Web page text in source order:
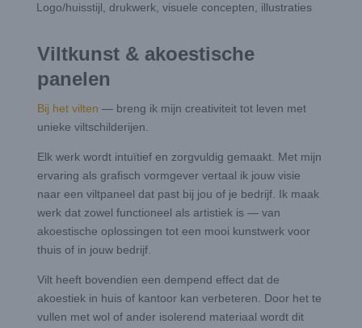
Logo/huisstijl, drukwerk, visuele concepten, illustraties
Viltkunst & akoestische
panelen
Bij het vilten — breng ik mijn creativiteit tot leven met
unieke viltschilderijen.
Elk werk wordt intuïtief en zorgvuldig gemaakt. Met mijn
ervaring als grafisch vormgever vertaal ik jouw visie
naar een viltpaneel dat past bij jou of je bedrijf. Ik maak
werk dat zowel functioneel als artistiek is — van
akoestische oplossingen tot een mooi kunstwerk voor
thuis of in jouw bedrijf.
Vilt heeft bovendien een dempend effect dat de
akoestiek in huis of kantoor kan verbeteren. Door het te
vullen met wol of ander isolerend materiaal wordt dit